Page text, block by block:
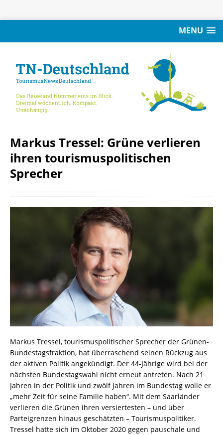
MENU
Markus Tressel: Grüne verlieren
ihren tourismuspolitischen
Sprecher
Markus Tressel, tourismuspolitischer Sprecher der Grünen-
Bundestagsfraktion, hat überraschend seinen Rückzug aus
der aktiven Politik angekündigt. Der 44-Jährige wird bei der
nächsten Bundestagswahl nicht erneut antreten. Nach 21
Jahren in der Politik und zwölf Jahren im Bundestag wolle er
„mehr Zeit für seine Familie haben“. Mit dem Saarländer
verlieren die Grünen ihren versiertesten – und über
Parteigrenzen hinaus geschätzten – Tourismuspolitiker.
Tressel hatte sich im Oktober 2020 gegen pauschale und